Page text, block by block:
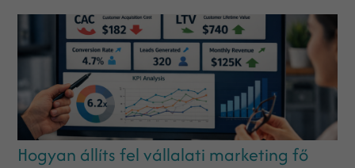
Hogyan állíts fel vállalati marketing fő